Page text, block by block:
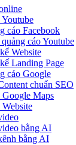
cáo Facebook
cáo Youtube
Website
Landing Page
cáo Google
chuẩn SEO
Maps
bằng AI
bằng AI